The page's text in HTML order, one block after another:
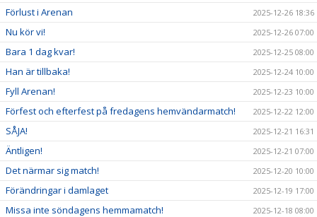
Förlust i Arenan 2025-12-26 18:36
Nu kör vi! 2025-12-26 07:00
Bara 1 dag kvar! 2025-12-25 08:00
Han är tillbaka! 2025-12-24 10:00
Fyll Arenan! 2025-12-23 10:00
Förfest och efterfest på fredagens hemvändarmatch! 2025-12-22 12:00
SÅJA! 2025-12-21 16:31
Äntligen! 2025-12-21 07:00
Det närmar sig match! 2025-12-20 10:00
Förändringar i damlaget 2025-12-19 17:00
Missa inte söndagens hemmamatch! 2025-12-18 08:00